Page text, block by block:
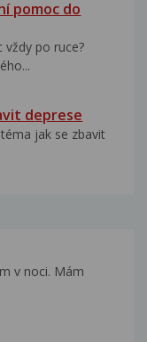
pomoc do
vždy po ruce?
deprese
jak se zbavit
v noci. Mám